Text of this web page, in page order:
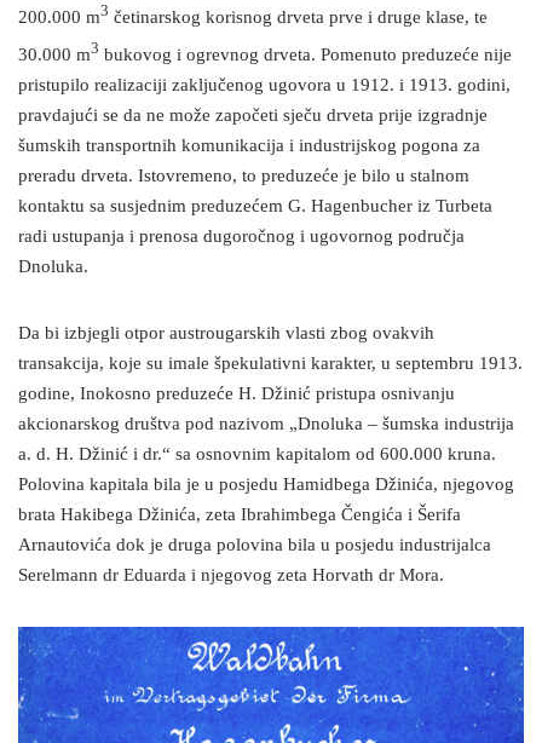
200.000 m3 četinarskog korisnog drveta prve i druge klase, te
30.000 m3 bukovog i ogrevnog drveta. Pomenuto preduzeće nije
pristupilo realizaciji zaključenog ugovora u 1912. i 1913. godini,
pravdajući se da ne može započeti sječu drveta prije izgradnje
šumskih transportnih komunikacija i industrijskog pogona za
preradu drveta. Istovremeno, to preduzeće je bilo u stalnom
kontaktu sa susjednim preduzećem G. Hagenbucher iz Turbeta
radi ustupanja i prenosa dugoročnog i ugovornog područja
Dnoluka.
Da bi izbjegli otpor austrougarskih vlasti zbog ovakvih
transakcija, koje su imale špekulativni karakter, u septembru 1913.
godine, Inokosno preduzeće H. Džinić pristupa osnivanju
akcionarskog društva pod nazivom „Dnoluka – šumska industrija
a. d. H. Džinić i dr.“ sa osnovnim kapitalom od 600.000 kruna.
Polovina kapitala bila je u posjedu Hamidbega Džinića, njegovog
brata Hakibega Džinića, zeta Ibrahimbega Čengića i Šerifa
Arnautovića dok je druga polovina bila u posjedu industrijalca
Serelmann dr Eduarda i njegovog zeta Horvath dr Mora.